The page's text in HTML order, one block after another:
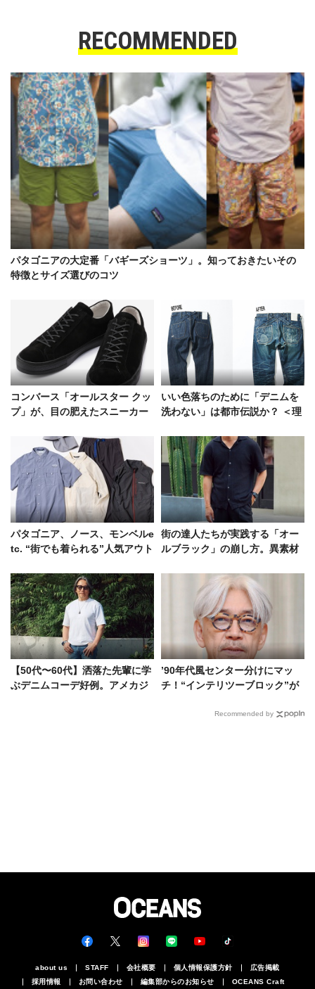
RECOMMENDED
パタゴニアの大定番「バギーズショーツ」。知っておきたいその
特徴とサイズ選びのコツ
コンバース「オールスター クッ
プ」が、目の肥えたスニーカー
いい色落ちのために「デニムを
洗わない」は都市伝説か？ ＜理
パタゴニア、ノース、モンベルe
tc. “街でも着られる”人気アウト
街の達人たちが実践する「オー
ルブラック」の崩し方。異素材
【50代〜60代】洒落た先輩に学
ぶデニムコーデ好例。アメカジ
’90年代風センター分けにマッ
チ！“インテリツーブロック”が
Recommended by
about us STAFF 会社概要 個人情報保護方針
広告掲載
採用情報
お問い合わせ 編集部からのお知らせ OCEANS Craft